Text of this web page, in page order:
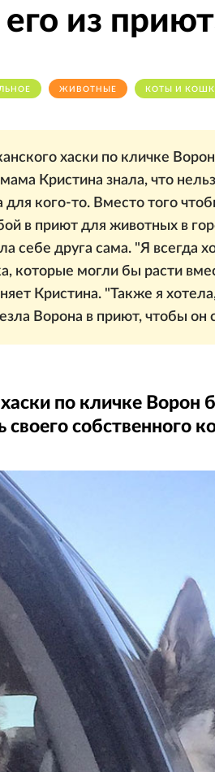
его из
ЖИВОТНЫЕ КОТЫ И
хаски по кличке
Кристина знала, что
для кого-то. Вместо того
в приют для животных в
себе друга сама. "Я всегда
которые могли бы расти
Кристина. "Также я
Ворона в приют, чтобы он
по кличке Ворон
собственного